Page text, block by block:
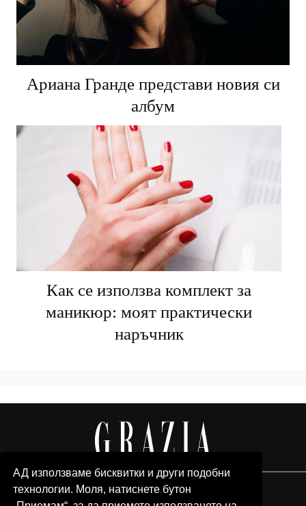
АД използваме бисквитки и други подобни
технологии. Моля, натиснете бутон
Ариана Гранде представи новия си
албум
Как се използва комплект за
маникюр: моят практически
наръчник